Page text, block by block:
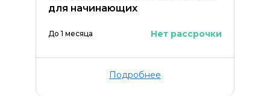
для начинающих
До 1 месяца Нет рассрочки
Подробнее